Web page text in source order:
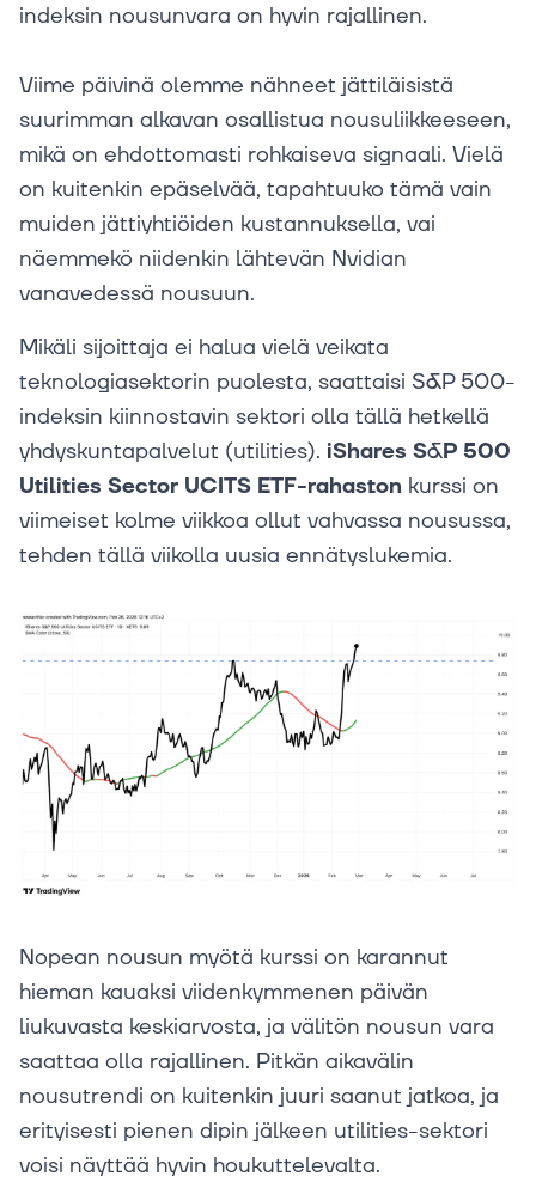
indeksin nousunvara on hyvin rajallinen.
Viime päivinä olemme nähneet jättiläisistä
suurimman alkavan osallistua nousuliikkeeseen,
mikä on ehdottomasti rohkaiseva signaali. Vielä
on kuitenkin epäselvää, tapahtuuko tämä vain
muiden jättiyhtiöiden kustannuksella, vai
näemmekö niidenkin lähtevän Nvidian
vanavedessä nousuun.
Mikäli sijoittaja ei halua vielä veikata
teknologiasektorin puolesta, saattaisi S&P 500-
indeksin kiinnostavin sektori olla tällä hetkellä
yhdyskuntapalvelut (utilities). iShares S&P 500
Utilities Sector UCITS ETF-rahaston kurssi on
viimeiset kolme viikkoa ollut vahvassa nousussa,
tehden tällä viikolla uusia ennätyslukemia.
Nopean nousun myötä kurssi on karannut
hieman kauaksi viidenkymmenen päivän
liukuvasta keskiarvosta, ja välitön nousun vara
saattaa olla rajallinen. Pitkän aikavälin
nousutrendi on kuitenkin juuri saanut jatkoa, ja
erityisesti pienen dipin jälkeen utilities-sektori
voisi näyttää hyvin houkuttelevalta.